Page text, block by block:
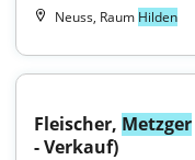
Neuss, Raum Hilden
Fleischer, Metzger
- Verkauf)